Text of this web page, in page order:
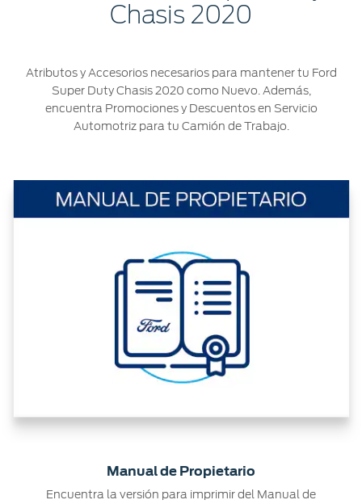
Localiza un
Seminuevos
Certificados
Motorcraft
TécnicoChasis 2020
Atributos y Accesorios necesarios para mantener tu Ford
Super Duty Chasis 2020 como Nuevo. Además,
encuentra Promociones y Descuentos en Servicio
Automotriz para tu Camión de Trabajo.
Manual de Propietario
Encuentra la versión para imprimir del Manual de